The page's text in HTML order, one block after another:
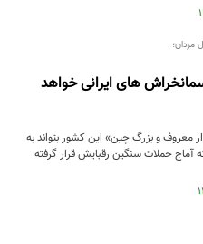
مردان؛
های ایرانی خواهد
معروف و بزرگ چین» این کشور بتواند به
حملات سنگین رقبایش قرار گرفته